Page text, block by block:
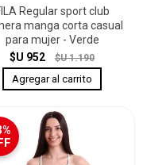
Regular sport club
manga corta casual
para mujer - Verde
$U 952
$U 1.190